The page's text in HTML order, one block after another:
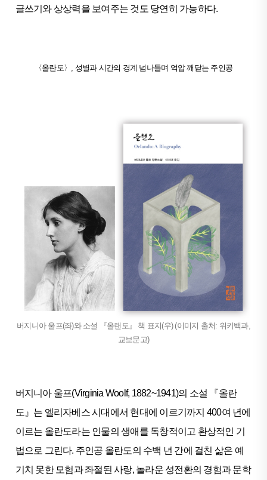
글쓰기와 상상력을 보여주는 것도 당연히 가능하다.
〈올란도〉, 성별과 시간의 경계 넘나들며 억압 깨닫는 주인공
버지니아 울프(좌)와 소설 『올랜도』 책 표지(우) (이미지 출처: 위키백과,
교보문고)
버지니아 울프(Virginia Woolf, 1882~1941)의 소설 『올란
도』는 엘리자베스 시대에서 현대에 이르기까지 400여 년에
이르는 올란도라는 인물의 생애를 독창적이고 환상적인 기
법으로 그린다. 주인공 올란도의 수백 년 간에 걸친 삶은 예
기치 못한 모험과 좌절된 사랑, 놀라운 성전환의 경험과 문학